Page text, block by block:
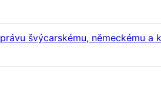
švýcarskému, německému a